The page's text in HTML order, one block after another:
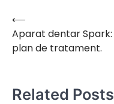
Navigare
în
articole
⟵
Aparat dentar Spark:
plan de tratament.
Related Posts